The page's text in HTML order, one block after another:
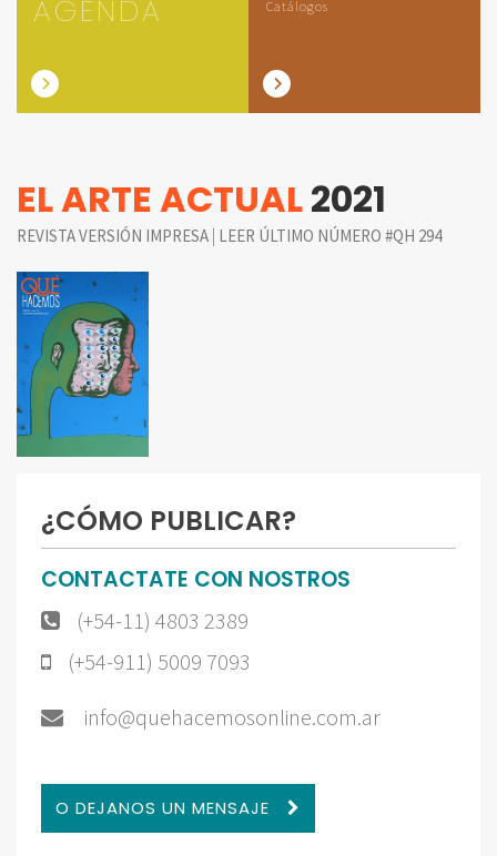
AGENDA Catálogos
EL ARTE ACTUAL2021
REVISTA VERSIÓN IMPRESA | LEER ÚLTIMO NÚMERO #QH 294
¿CÓMO PUBLICAR?
CONTACTATE CON NOSTROS
(+54-11) 4803 2389
(+54-911) 5009 7093
info@quehacemosonline.com.ar
O DEJANOS UN MENSAJE